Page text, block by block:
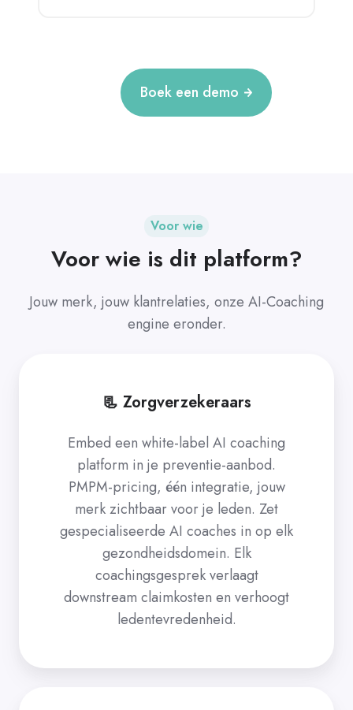
Boek een demo
Voor wie
Voor wie is dit platform?
Jouw merk, jouw klantrelaties, onze AI-Coaching
engine eronder.
📃 Zorgverzekeraars
Embed een white-label AI coaching
platform in je preventie-aanbod.
PMPM-pricing, één integratie, jouw
merk zichtbaar voor je leden. Zet
gespecialiseerde AI coaches in op elk
gezondheidsdomein. Elk
coachingsgesprek verlaagt
downstream claimkosten en verhoogt
ledentevredenheid.